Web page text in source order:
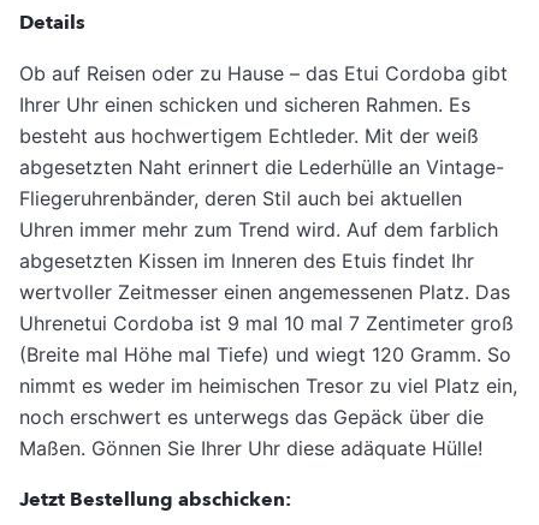
Details
Ob auf Reisen oder zu Hause – das Etui Cordoba gibt
Ihrer Uhr einen schicken und sicheren Rahmen. Es
besteht aus hochwertigem Echtleder. Mit der weiß
abgesetzten Naht erinnert die Lederhülle an Vintage-
Fliegeruhrenbänder, deren Stil auch bei aktuellen
Uhren immer mehr zum Trend wird. Auf dem farblich
abgesetzten Kissen im Inneren des Etuis findet Ihr
wertvoller Zeitmesser einen angemessenen Platz. Das
Uhrenetui Cordoba ist 9 mal 10 mal 7 Zentimeter groß
(Breite mal Höhe mal Tiefe) und wiegt 120 Gramm. So
nimmt es weder im heimischen Tresor zu viel Platz ein,
noch erschwert es unterwegs das Gepäck über die
Maßen. Gönnen Sie Ihrer Uhr diese adäquate Hülle!
Jetzt Bestellung abschicken: